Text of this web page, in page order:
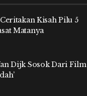
Kisah Pilu 5
Matanya
Dijk Sosok Dari Film